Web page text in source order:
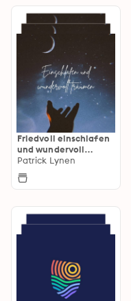
Friedvoll einschlafen
und wundervoll
träumen
Patrick Lynen